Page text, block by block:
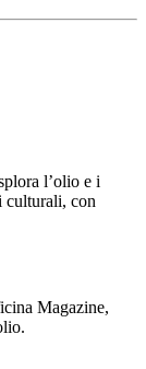
l’olio e i
culturali, con
Magazine,